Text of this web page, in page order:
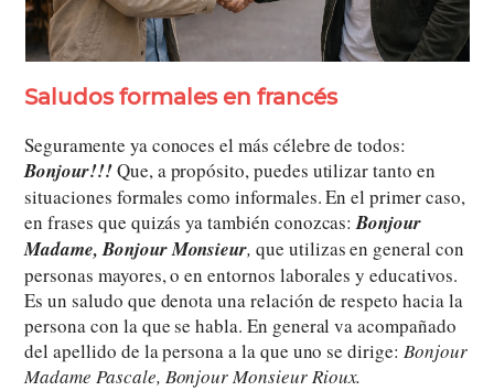
Saludos formales en francés
Seguramente ya conoces el más célebre de todos:
Bonjour!!!Que, a propósito, puedes utilizar tanto en
situaciones formales como informales. En el primer caso,
en frases que quizás ya también conozcas:Bonjour
Madame, Bonjour Monsieur,que utilizas en general con
personas mayores, o en entornos laborales y educativos.
Es un saludo que denota una relación de respeto hacia la
persona con la que se habla. En general va acompañado
del apellido de la persona a la que uno se dirige: Bonjour
Madame Pascale, Bonjour Monsieur Rioux.